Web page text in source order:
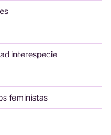
interespecie
feministas